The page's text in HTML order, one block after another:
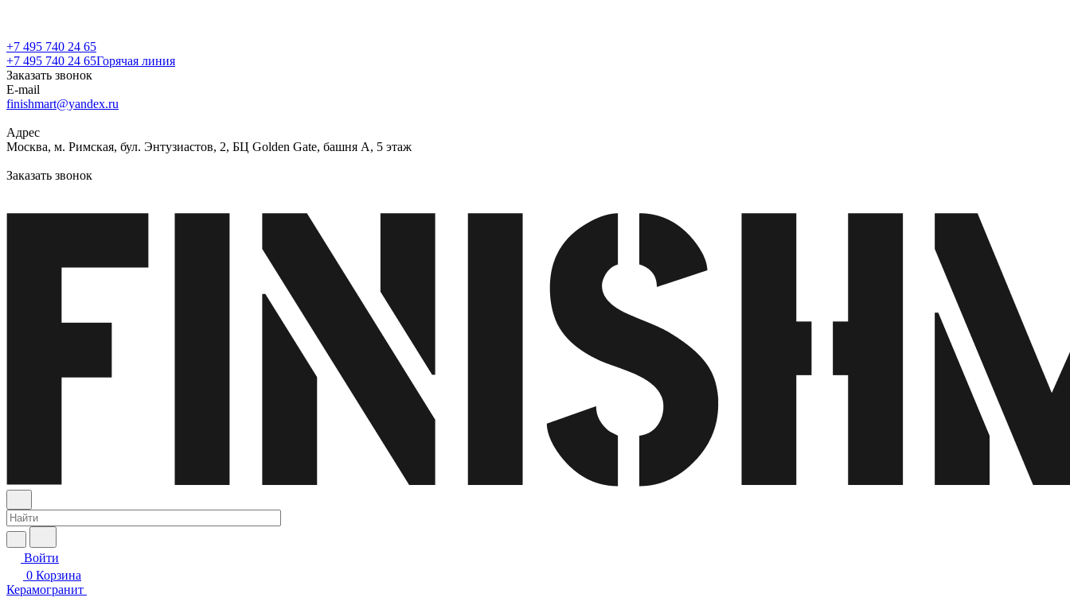
+7 495 740 24 65
+7 495 740 24 65Горячая линия
Заказать звонок
E-mail
finishmart@yandex.ru
Адрес
Москва, м. Римская, бул. Энтузиастов, 2, БЦ Golden Gate, башня А, 5 этаж
Заказать звонок
Войти
0 Корзина
Керамогранит